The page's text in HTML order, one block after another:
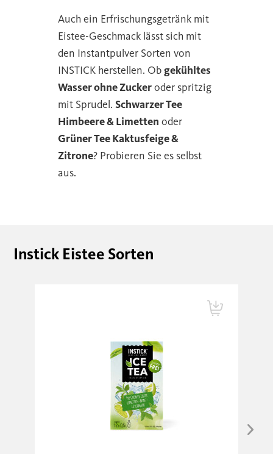
Auch ein Erfrischungsgetränk mit
Eistee-Geschmack lässt sich mit
den Instantpulver Sorten von
INSTICK herstellen. Obgekühltes
Wasser ohne Zuckeroder spritzig
mit Sprudel. Schwarzer Tee
Himbeere & Limetten oder
Grüner Tee Kaktusfeige &
Zitrone? Probieren Sie es selbst
aus.
Instick Eistee Sorten